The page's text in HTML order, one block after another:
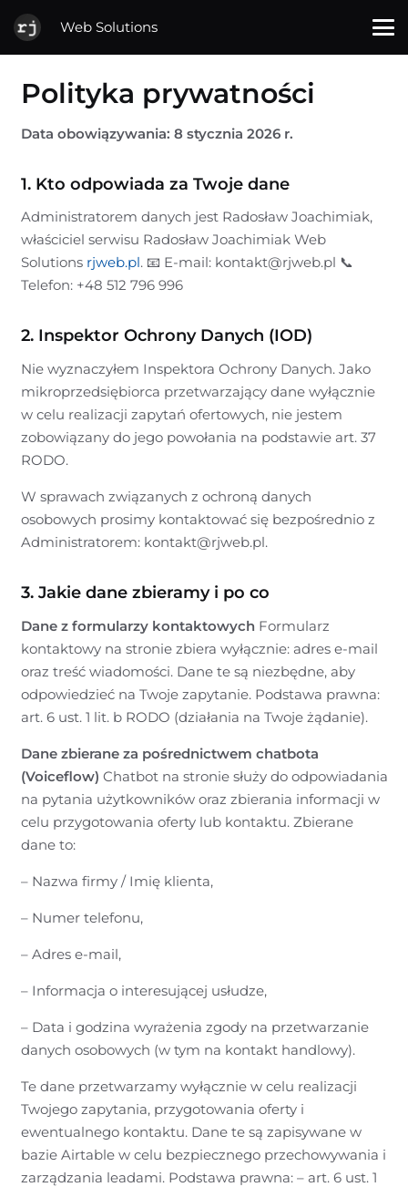
Web Solutions
Polityka prywatności
Data obowiązywania: 8 stycznia 2026 r.
1. Kto odpowiada za Twoje dane
Administratorem danych jest Radosław Joachimiak,
właściciel serwisu Radosław Joachimiak Web
Solutions rjweb.pl. 📧 E-mail: kontakt@rjweb.pl 📞
Telefon: +48 512 796 996
2. Inspektor Ochrony Danych (IOD)
Nie wyznaczyłem Inspektora Ochrony Danych. Jako
mikroprzedsiębiorca przetwarzający dane wyłącznie
w celu realizacji zapytań ofertowych, nie jestem
zobowiązany do jego powołania na podstawie art. 37
RODO.
W sprawach związanych z ochroną danych
osobowych prosimy kontaktować się bezpośrednio z
Administratorem: kontakt@rjweb.pl.
3. Jakie dane zbieramy i po co
Dane z formularzy kontaktowych Formularz
kontaktowy na stronie zbiera wyłącznie: adres e-mail
oraz treść wiadomości. Dane te są niezbędne, aby
odpowiedzieć na Twoje zapytanie. Podstawa prawna:
art. 6 ust. 1 lit. b RODO (działania na Twoje żądanie).
Dane zbierane za pośrednictwem chatbota
(Voiceflow) Chatbot na stronie służy do odpowiadania
na pytania użytkowników oraz zbierania informacji w
celu przygotowania oferty lub kontaktu. Zbierane
dane to:
– Nazwa firmy / Imię klienta,
– Numer telefonu,
– Adres e-mail,
– Informacja o interesującej usłudze,
– Data i godzina wyrażenia zgody na przetwarzanie
danych osobowych (w tym na kontakt handlowy).
Te dane przetwarzamy wyłącznie w celu realizacji
Twojego zapytania, przygotowania oferty i
ewentualnego kontaktu. Dane te są zapisywane w
bazie Airtable w celu bezpiecznego przechowywania i
zarządzania leadami. Podstawa prawna: – art. 6 ust. 1